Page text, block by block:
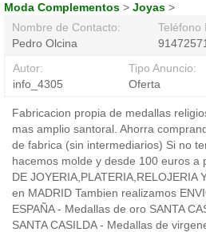
Moda Complementos > Joyas >
Nombre de Contacto:
Pedro Olcina
Teléfono
Autor:
info_4305
Tipo Anuncio:
Oferta
Fabricacion propia de medallas
mas amplio santoral. Ahorra
de fabrica (sin intermediarios) Si no
hacemos molde y desde 100 euros a
DE JOYERIA,PLATERIA,RELOJERIA
en MADRID Tambien realizamos
ESPAÑA - Medallas de oro SANTA
SANTA CASILDA - Medallas de